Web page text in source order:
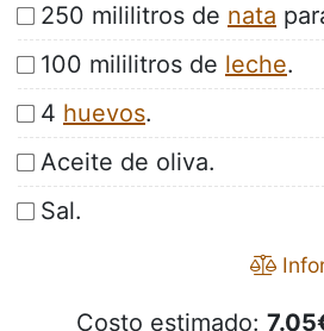
250 mililitros de nata
100 mililitros de leche.
4 huevos.
Aceite de oliva.
Sal.
Costo estimado: 7.05